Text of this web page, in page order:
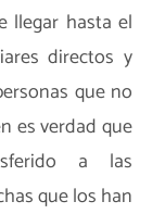
llegar hasta el
directos y
que no
es verdad que
a las
que los han